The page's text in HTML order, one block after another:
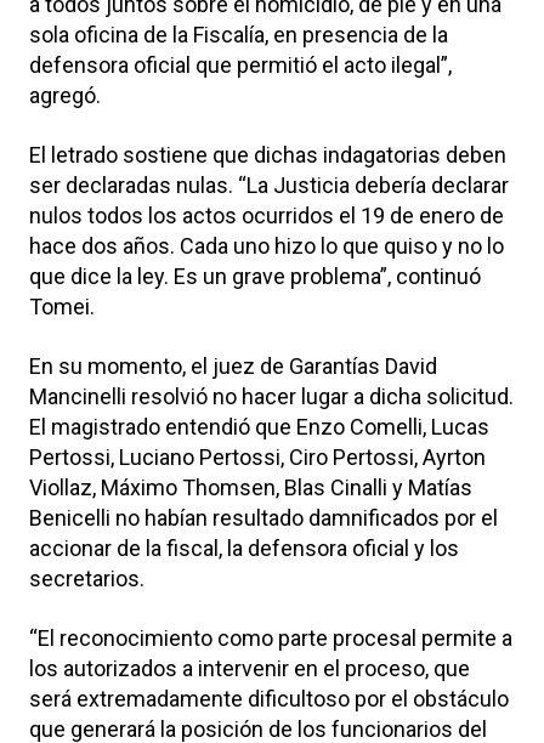
sola oficina de la Fiscalía, en presencia de la
defensora oficial que permitió el acto ilegal”,
agregó.
El letrado sostiene que dichas indagatorias deben
ser declaradas nulas. “La Justicia debería declarar
nulos todos los actos ocurridos el 19 de enero de
hace dos años. Cada uno hizo lo que quiso y no lo
que dice la ley. Es un grave problema”, continuó
Tomei.
En su momento, el juez de Garantías David
Mancinelli resolvió no hacer lugar a dicha solicitud.
El magistrado entendió que Enzo Comelli, Lucas
Pertossi, Luciano Pertossi, Ciro Pertossi, Ayrton
Viollaz, Máximo Thomsen, Blas Cinalli y Matías
Benicelli no habían resultado damnificados por el
accionar de la fiscal, la defensora oficial y los
secretarios.
“El reconocimiento como parte procesal permite a
los autorizados a intervenir en el proceso, que
será extremadamente dificultoso por el obstáculo
que generará la posición de los funcionarios del